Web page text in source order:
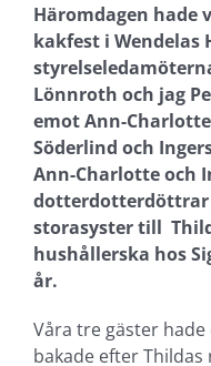
Häromdagen hade
kakfest i Wendelas
Lönnroth och jag
emot Ann-
Söderlind och
Ann-Charlotte och
dotterdotterdöttrar
storasyster till
hushållerska hos
år.
Våra tre gäster
bakade efter